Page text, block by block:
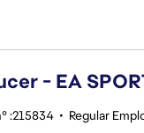
- EA
:215834 • Regular